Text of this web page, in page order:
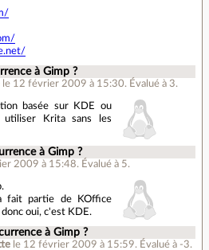
à Gimp ?
le 12 février 2009 à 15:30. Évalué à 3.
basée sur KDE ou
Krita sans les
à Gimp ?
2009 à 15:48. Évalué à 5.
fait partie de KOffice
oui, c'est KDE.
à Gimp ?
le 12 février 2009 à 15:59. Évalué à -3.